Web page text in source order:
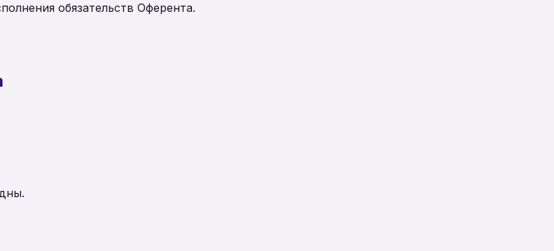
обязательств Оферента.